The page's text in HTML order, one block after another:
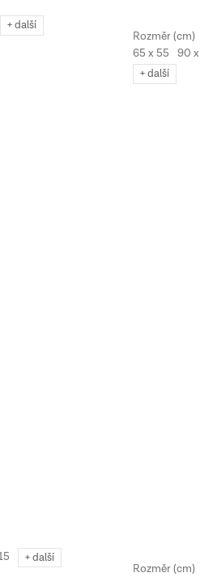
+ další
65 x 55 90
+ další
+ další